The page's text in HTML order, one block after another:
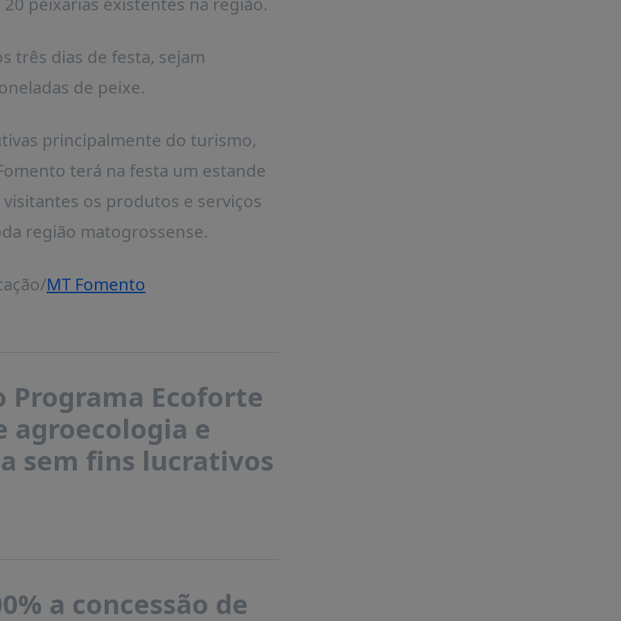
três dias de festa, sejam
de peixe.
principalmente do turismo,
terá na festa um estande
os produtos e serviços
região matogrossense.
MT Fomento
Programa Ecoforte
agroecologia e
sem fins lucrativos
a concessão de